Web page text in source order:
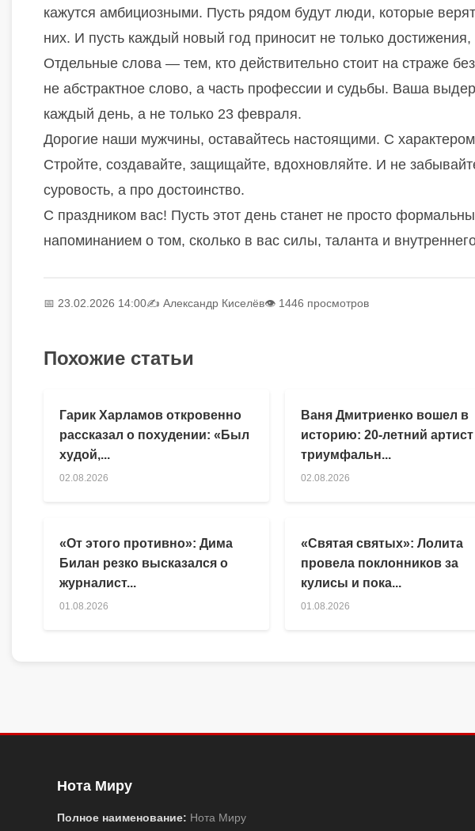
кажутся амбициозными. Пусть рядом будут люди, которые
них. И пусть каждый новый год приносит не только достижения,
Отдельные слова — тем, кто действительно стоит на страже
не абстрактное слово, а часть профессии и судьбы. Ваша
каждый день, а не только 23 февраля.
Дорогие наши мужчины, оставайтесь настоящими. С
Стройте, создавайте, защищайте, вдохновляйте. И не
суровость, а про достоинство.
С праздником вас! Пусть этот день станет не просто
напоминанием о том, сколько в вас силы, таланта и
📅 23.02.2026 14:00✍️ Александр Киселёв👁 1446 просмотров
Похожие статьи
Гарик Харламов откровенно
рассказал о похудении: «Был
худой,...
02.08.2026
Ваня Дмитриенко вошел в
историю: 20-летний артист
триумфальн...
02.08.2026
«От этого противно»: Дима
Билан резко высказался о
журналист...
01.08.2026
«Святая святых»: Лолита
провела поклонников за
кулисы и пока...
01.08.2026
Нота Миру
Полное наименование: Нота Миру